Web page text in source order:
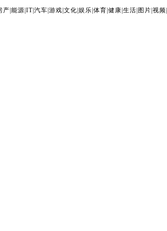
产 能源 IT| 汽车 游戏 文化 娱乐 体育 健康 生活 图片 视频